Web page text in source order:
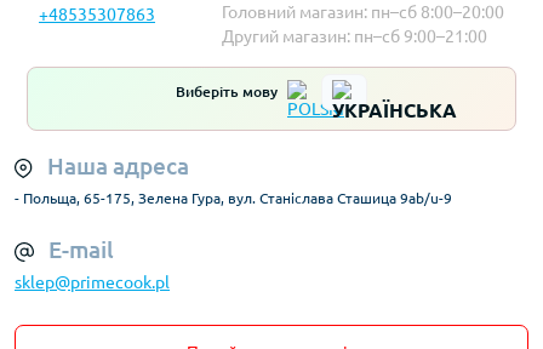
+48535307863
Головний магазин: пн–сб 8:00–20:00
Другий магазин: пн–сб 9:00–21:00
Виберіть мову
Наша адреса
- Польща, 65-175, Зелена Гура, вул. Станіслава Сташица 9ab/u-9
E-mail
sklep@primecook.pl